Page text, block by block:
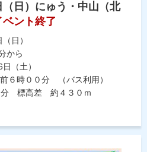
（日）にゅう・中山（北
ベント終了
日）
から
（土）
６時００分 （バス利用）
標高差 約４３０ｍ